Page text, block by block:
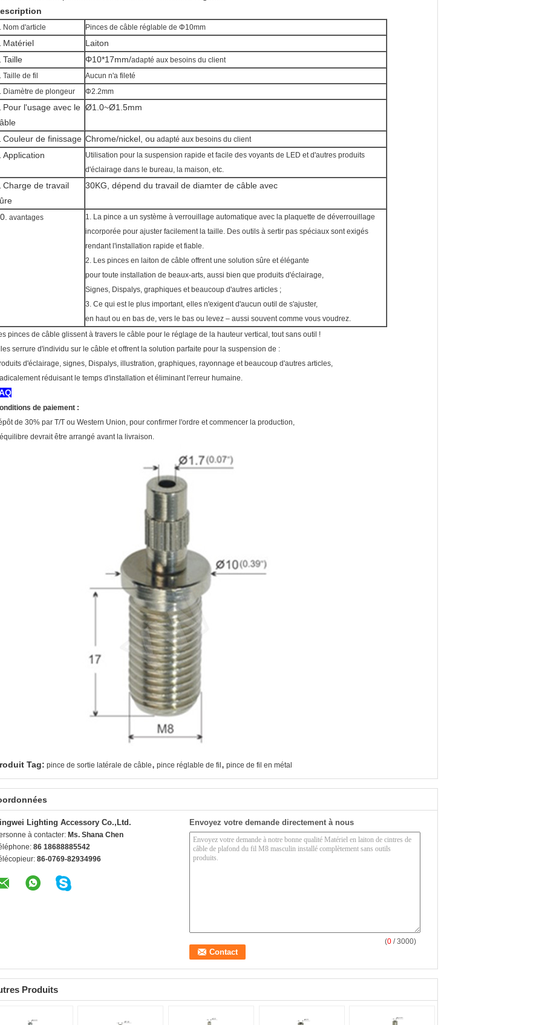
Nom d'article Pinces de câble réglable de Φ10mm
Matériel Laiton
Taille Φ10*17mm/adapté aux besoins du client
Taille de fil
Aucun n'a fileté
Diamètre de plongeur
Φ2.2mm
Pour l'usage avec le Ø1.0~Ø1.5mm
Couleur de finissage Chrome/nickel, ou adapté aux besoins du client
Application
Utilisation pour la suspension rapide et facile des voyants de LED et d'autres produits
d'éclairage dans le bureau, la maison, etc.
Charge de travail
30KG, dépend du travail de diamter de câble avec
avantages
1. La pince a un système à verrouillage automatique avec la plaquette de déverrouillage
incorporée pour ajuster facilement la taille. Des outils à sertir pas spéciaux sont exigés
rendant l'installation rapide et fiable.
2. Les pinces en laiton de câble offrent une solution sûre et élégante
pour toute installation de beaux-arts, aussi bien que produits d'éclairage,
Signes, Dispalys, graphiques et beaucoup d'autres articles ;
3. Ce qui est le plus important, elles n'exigent d'aucun outil de s'ajuster,
en haut ou en bas de, vers le bas ou levez – aussi souvent comme vous voudrez.
pinces de câble glissent à travers le câble pour le réglage de la hauteur vertical, tout sans outil !
serrure d'individu sur le câble et offrent la solution parfaite pour la suspension de :
d'éclairage, signes, Dispalys, illustration, graphiques, rayonnage et beaucoup d'autres articles,
réduisant le temps d'installation et éliminant l'erreur humaine.
de paiement :
de 30% par T/T ou Western Union, pour confirmer l'ordre et commencer la production,
devrait être arrangé avant la livraison.
Tag: pince de sortie latérale de câble, pince réglable de fil , pince de fil en métal
Lighting Accessory Co.,Ltd.
à contacter: Ms. Shana Chen
86 18688885542
86-0769-82934996
Envoyez votre demande directement à nous
(0 / 3000)
Produits